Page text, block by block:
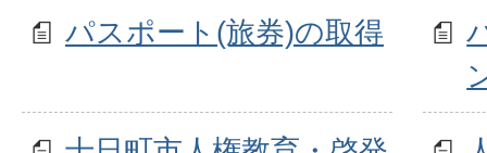
パスポート(旅券)の取得